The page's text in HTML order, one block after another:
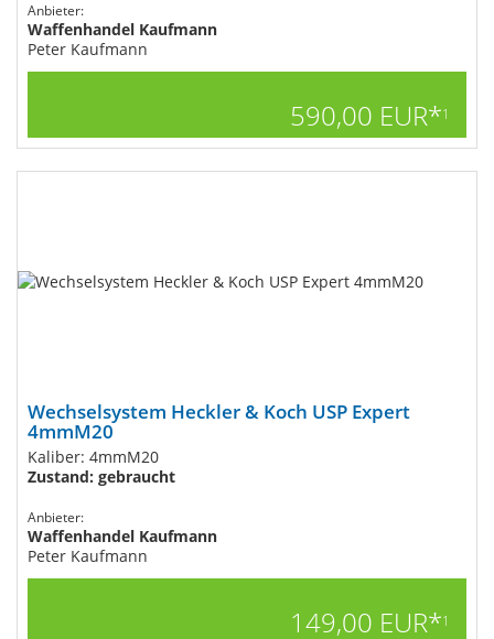
Anbieter:
Waffenhandel Kaufmann
Peter Kaufmann
590,00 EUR*1
Wechselsystem Heckler & Koch USP Expert
4mmM20
Kaliber: 4mmM20
Zustand: gebraucht
Anbieter:
Waffenhandel Kaufmann
Peter Kaufmann
149,00 EUR*1